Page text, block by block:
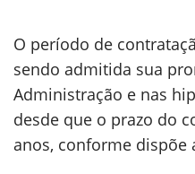
O período de
sendo admitida sua
Administração e nas
desde que o prazo do
anos, conforme dispõe